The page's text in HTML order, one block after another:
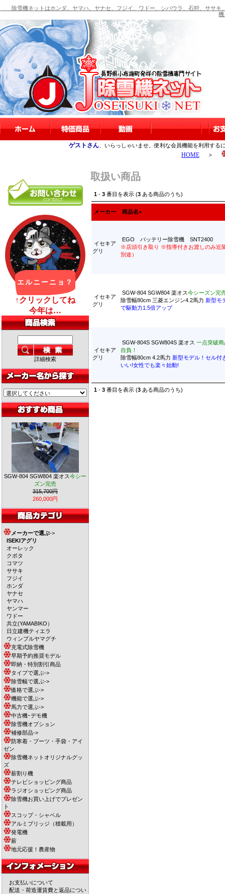
除雪機ネットはホンダ、ヤマハ、ヤナセ、フジイ、ワドー、シバウラ、石狩、ササキ
機
ゲストさん 、いらっしゃいませ。便利な会員機能を利用する
HOME ＞
詳細検索
SGW-804 SGW804 楽オス今シー
ズン完売
315,700円
260,000円
メーカーで選ぶ->
ISEKIアグリ
オーレック
クボタ
コマツ
ササキ
フジイ
ホンダ
ヤナセ
ヤマハ
ヤンマー
ワドー
共立(YAMABIKO）
日立建機ティエラ
ウィンブルヤマグチ
充電式除雪機
早期予約推奨モデル
即納・特別割引商品
タイプで選ぶ->
除雪幅で選ぶ->
価格で選ぶ->
機能で選ぶ->
馬力で選ぶ->
中古機･デモ機
除雪機オプション
補修部品->
防寒着・ブーツ・手袋・アイ
ゼン
除雪機ネットオリジナルグッ
ズ
薪割り機
テレビショッピング商品
ラジオショッピング商品
除雪機お買い上げでプレゼン
ト
スコップ・シャベル
アルミブリッジ（積載用）
発電機
薪
地元応援！農産物
お支払いについて
配送・荷造運賃費と返品につい
取扱い商品
1 - 3 番目を表示 (3 ある商品のうち)
メーカー 商品名+
イセキア
グリ
EGO バッテリー除雪機 SNT2400
※店頭引き取り ※指導付きお渡しのみ近
別途）
イセキア
グリ
SGW-804 SGW804 楽オス今シーズン完
除雪幅80cm 三菱エンジン4.2馬力 新型モ
で駆動力1.5倍アップ
イセキア
グリ
SGW-804S SGW804S 楽オス 一点突破
自負！
除雪幅80cm 4.2馬力 新型モデル！セル付
いい!女性でも楽々始動!
1 - 3 番目を表示 (3 ある商品のうち)